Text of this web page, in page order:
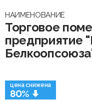
цена снижена
80%
НАИМЕНОВАНИЕ
Торговое
предприятие